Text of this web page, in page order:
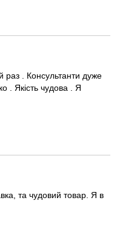
. Консультанти дуже
. Якість чудова . Я
та чудовий товар. Я в